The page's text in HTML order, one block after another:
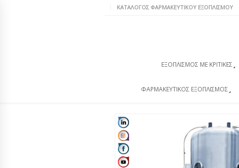
ΚΑΤΆΛΟΓΟΣ ΦΑΡΜΑΚΕΥΤΙΚΟΎ ΕΞΟΠΛΙΣΜΟΎ
ΕΞΟΠΛΙΣΜΌΣ ΜΕ ΚΡΙΤΙΚΈΣ
ΦΑΡΜΑΚΕΥΤΙΚΌΣ ΕΞΟΠΛΙΣΜΌΣ